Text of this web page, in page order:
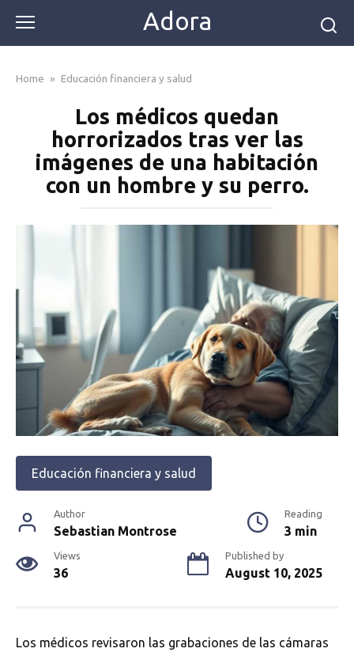
content
Adora
Home » Educación financiera y salud
Los médicos quedan
horrorizados tras ver las
imágenes de una habitación
con un hombre y su perro.
Educación financiera y salud
Author
Sebastian Montrose
Reading
3 min
Views
36
Published by
August 10, 2025
Los médicos revisaron las grabaciones de las cámaras